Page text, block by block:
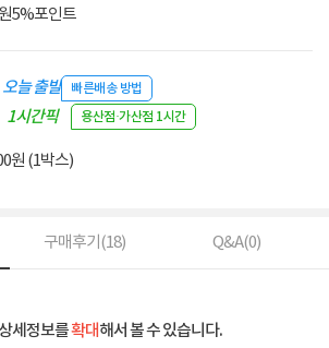
5%포인트
오늘 출발 빠른배송 방법
1시간픽
용산점·가산점 1시간
원 (1박스)
구매후기(18) Q&A(0)
세정보를확대해서 볼 수 있습니다.